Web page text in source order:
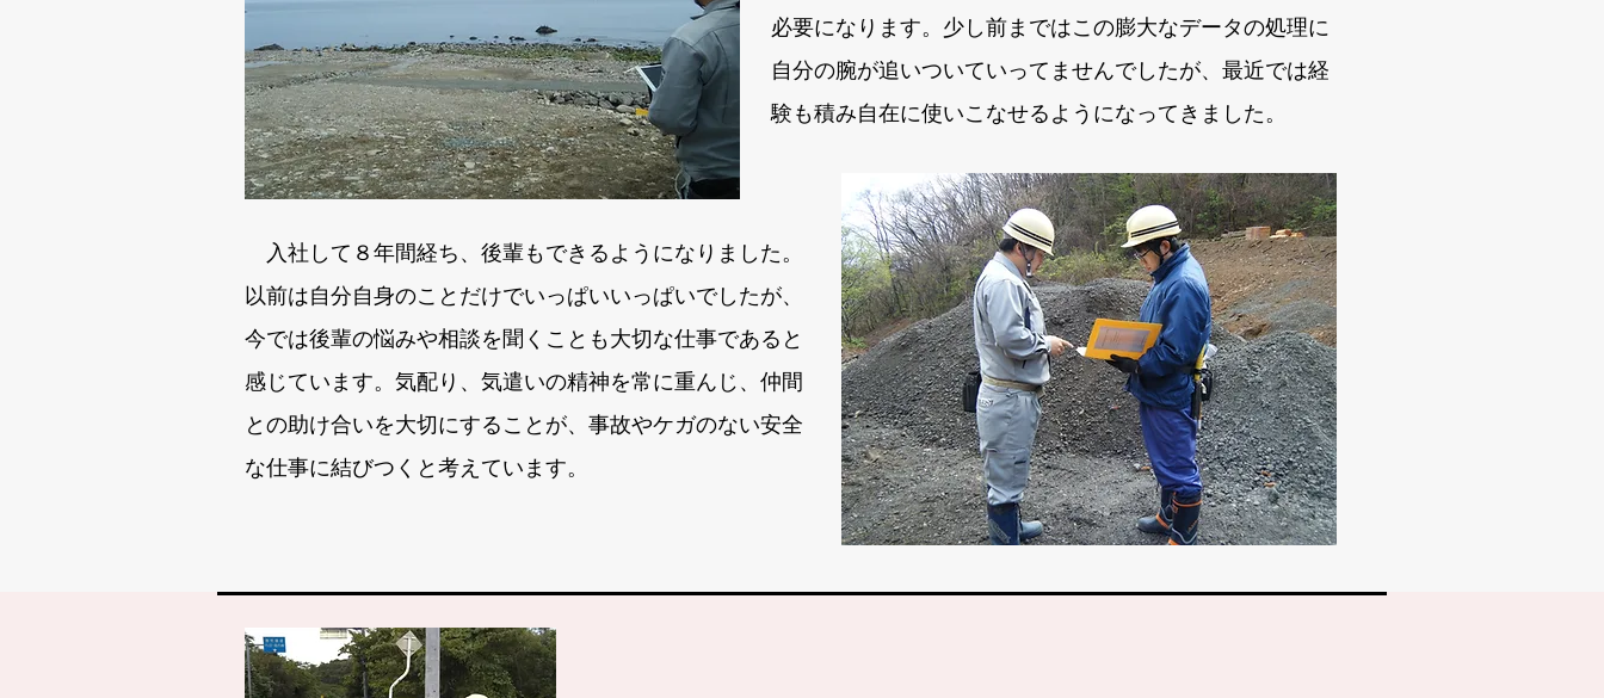
必要になります。少し前まではこの膨大なデータの処理に
自分の腕が追いついていってませんでしたが、最近では経
験も積み自在に使いこなせるようになってきました。
入社して８年間経ち、後輩もできるようになりました。
以前は自分自身のことだけでいっぱいいっぱいでしたが、
今では後輩の悩みや相談を聞くことも大切な仕事であると
感じています。気配り、気遣いの精神を常に重んじ、仲間
との助け合いを大切にすることが、事故やケガのない安全
な仕事に結びつくと考えています。